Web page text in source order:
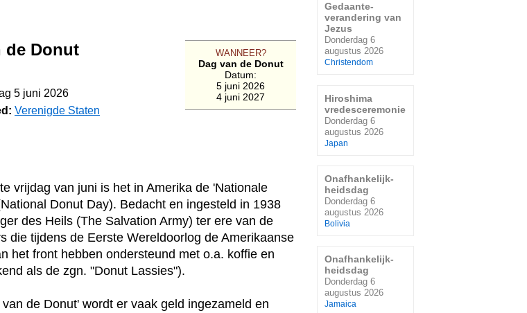
WANNEER?
Dag van de Donut
Datum:
5 juni 2026
4 juni 2027
de Donut
5 juni 2026
Verenigde Staten
vrijdag van juni is het in Amerika de 'Nationale
Donut Day). Bedacht en ingesteld in 1938
des Heils (The Salvation Army) ter ere van de
die tijdens de Eerste Wereldoorlog de Amerikaanse
het front hebben ondersteund met o.a. koffie en
als de zgn. "Donut Lassies").
de Donut' wordt er vaak geld ingezameld en
Gedaante-
verandering van
Jezus
Donderdag 6
augustus 2026
Christendom
Hiroshima
vredesceremonie
Donderdag 6
augustus 2026
Japan
Onafhankelijk-
heidsdag
Donderdag 6
augustus 2026
Bolivia
Onafhankelijk-
heidsdag
Donderdag 6
augustus 2026
Jamaica